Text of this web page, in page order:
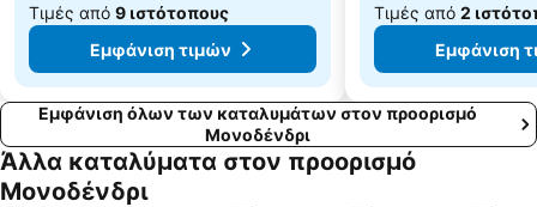
Τιμές από 9 ιστότοπους
Εμφάνιση τιμών
Τιμές από 2
Εμφάνιση
Εμφάνιση όλων των καταλυμάτων στον προορισμό
Μονοδένδρι
Άλλα καταλύματα στον προορισμό
Μονοδένδρι